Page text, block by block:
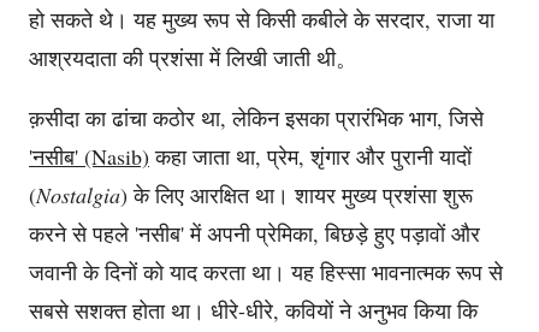
हो सकते थे। यह मुख्य रूप से किसी कबीले के सरदार, राजा या
आश्रयदाता की प्रशंसा में लिखी जाती थी。
क़सीदा का ढांचा कठोर था, लेकिन इसका प्रारंभिक भाग, जिसे
'नसीब' (Nasib) कहा जाता था, प्रेम, शृंगार और पुरानी यादों
(Nostalgia) के लिए आरक्षित था। शायर मुख्य प्रशंसा शुरू
करने से पहले 'नसीब' में अपनी प्रेमिका, बिछड़े हुए पड़ावों और
जवानी के दिनों को याद करता था। यह हिस्सा भावनात्मक रूप से
सबसे सशक्त होता था। धीरे-धीरे, कवियों ने अनुभव किया कि